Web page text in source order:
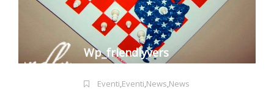
Wp_friendlyvers
Eventi,Eventi,News,News